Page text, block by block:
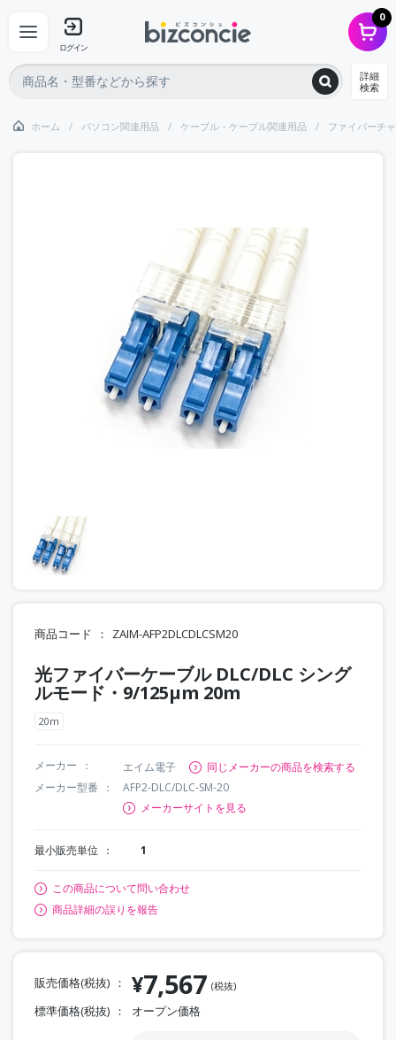
ログイン
0
詳細
検索
ホーム パソコン関連用品 ケーブル・ケーブル関連用品 ファイバーチ
商品コード ZAIM-AFP2DLCDLCSM20
光ファイバーケーブル DLC/DLC シング
ルモード・9/125μm 20m
20m
メーカー エイム電子
同じメーカーの商品を検索する
メーカー型番
AFP2-DLC/DLC-SM-20
メーカーサイトを見る
最小販売単位 1
この商品について問い合わせ
商品詳細の誤りを報告
販売価格(税抜) ¥7,567 (税抜)
標準価格(税抜) オープン価格